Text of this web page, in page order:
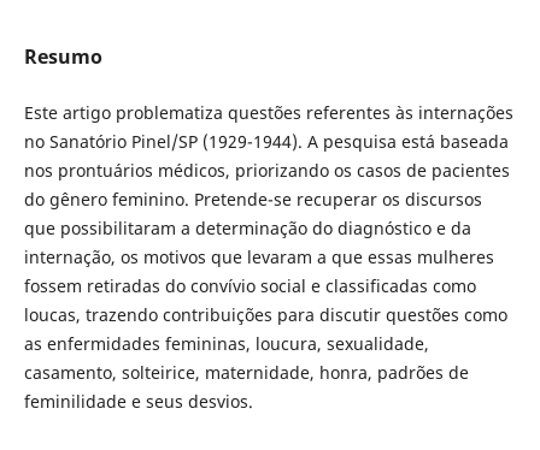
Resumo
Este artigo problematiza questões referentes às internações
no Sanatório Pinel/SP (1929-1944). A pesquisa está baseada
nos prontuários médicos, priorizando os casos de pacientes
do gênero feminino. Pretende-se recuperar os discursos
que possibilitaram a determinação do diagnóstico e da
internação, os motivos que levaram a que essas mulheres
fossem retiradas do convívio social e classificadas como
loucas, trazendo contribuições para discutir questões como
as enfermidades femininas, loucura, sexualidade,
casamento, solteirice, maternidade, honra, padrões de
feminilidade e seus desvios.